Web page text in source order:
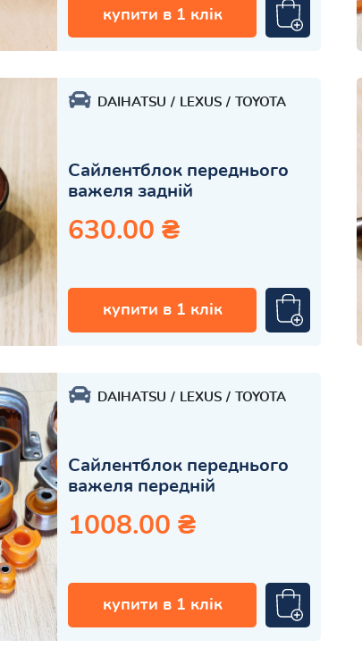
купити в 1 клік
DAIHATSU LEXUS TOYOTA
Сайлентблок переднього
важеля задній
630.00 ₴
купити в 1 клік
DAIHATSU LEXUS TOYOTA
Сайлентблок переднього
важеля передній
1008.00 ₴
купити в 1 клік